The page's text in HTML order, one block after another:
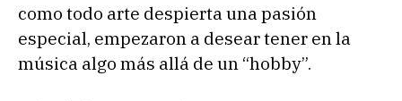
como todo arte despierta una pasión
especial, empezaron a desear tener en la
música algo más allá de un “hobby”.